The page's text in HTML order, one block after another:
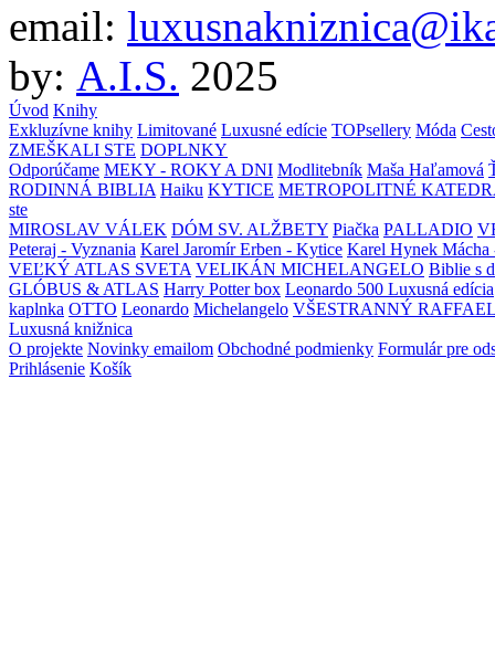
email:
by: A.I.S. 2025
Úvod Knihy
Exkluzívne knihy Limitované Luxusné edície TOPsellery Móda
ZMEŠKALI STE DOPLNKY
Odporúčame MEKY - ROKY A DNI Modlitebník Maša Haľamová
RODINNÁ BIBLIA Haiku KYTICE METROPOLITNÉ
ste
MIROSLAV VÁLEK DÓM SV. ALŽBETY Piačka PALLADIO
Peteraj - Vyznania Karel Jaromír Erben - Kytice Karel Hynek Mácha
VEĽKÝ ATLAS SVETA VELIKÁN MICHELANGELO Biblie s
GLÓBUS & ATLAS Harry Potter box Leonardo 500 Luxusná edícia
kaplnka OTTO Leonardo Michelangelo VŠESTRANNÝ
Luxusná knižnica
O projekte Novinky emailom Obchodné podmienky Formulár pre
Prihlásenie Košík